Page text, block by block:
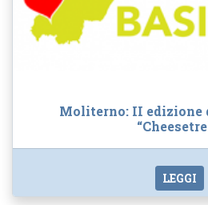
Moliterno: II edizione
LEGGI